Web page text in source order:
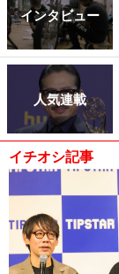
インタビュー
人気連載
イチオシ記事